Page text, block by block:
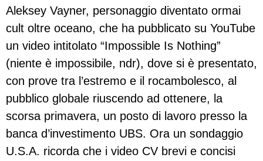
Aleksey Vayner, personaggio diventato ormai
cult oltre oceano, che ha pubblicato su YouTube
un video intitolato “Impossible Is Nothing”
(niente è impossibile, ndr), dove si è presentato,
con prove tra l’estremo e il rocambolesco, al
pubblico globale riuscendo ad ottenere, la
scorsa primavera, un posto di lavoro presso la
banca d’investimento UBS. Ora un sondaggio
U.S.A. ricorda che i video CV brevi e concisi